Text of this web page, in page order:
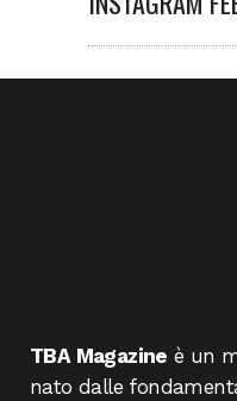
TBA Magazine è un
nato dalle